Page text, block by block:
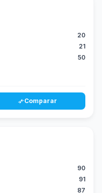
20
21
50
compare_arrowsComparar
90
91
87